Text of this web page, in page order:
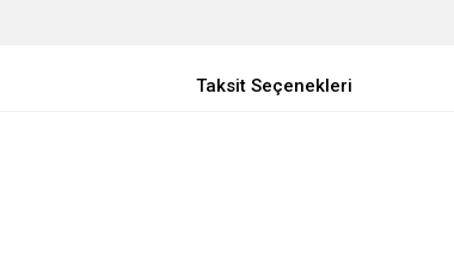
Taksit Seçenekleri